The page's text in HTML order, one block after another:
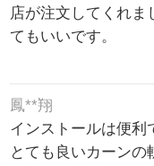
店が注文してくれま
てもいいです。
鳳**翔
インストールは便利
とても良いカーン